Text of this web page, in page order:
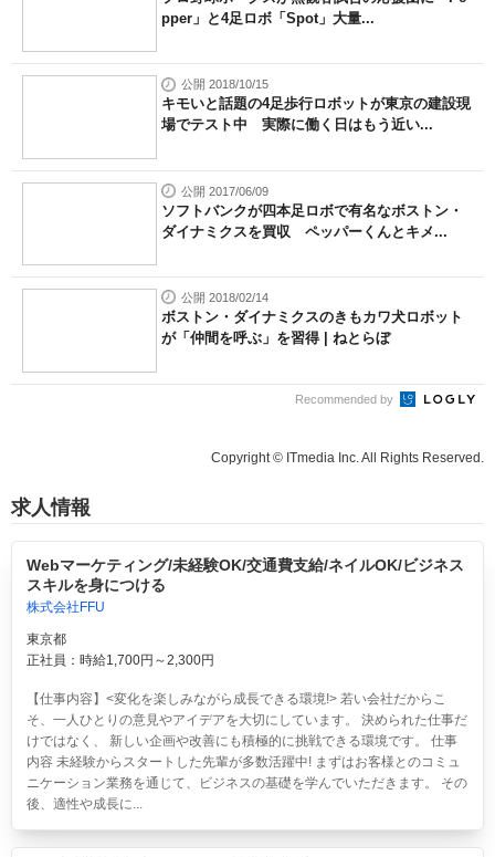
pper」と4足ロボ「Spot」大量...
公開 2018/10/15
キモいと話題の4足歩行ロボットが東京の建設現
場でテスト中 実際に働く日はもう近い...
公開 2017/06/09
ソフトバンクが四本足ロボで有名なボストン・
ダイナミクスを買収 ペッパーくんとキメ...
公開 2018/02/14
ボストン・ダイナミクスのきもカワ犬ロボット
が「仲間を呼ぶ」を習得 | ねとらぼ
Recommended by
Copyright © ITmedia Inc. All Rights Reserved.
求人情報
Webマーケティング/未経験OK/交通費支給/ネイルOK/ビジネス
スキルを身につける
株式会社FFU
東京都
正社員：時給1,700円～2,300円
【仕事内容】<変化を楽しみながら成長できる環境!> 若い会社だからこ
そ、一人ひとりの意見やアイデアを大切にしています。 決められた仕事だ
けではなく、 新しい企画や改善にも積極的に挑戦できる環境です。 仕事
内容 未経験からスタートした先輩が多数活躍中! まずはお客様とのコミュ
ニケーション業務を通じて、ビジネスの基礎を学んでいただきます。 その
後、適性や成長に...